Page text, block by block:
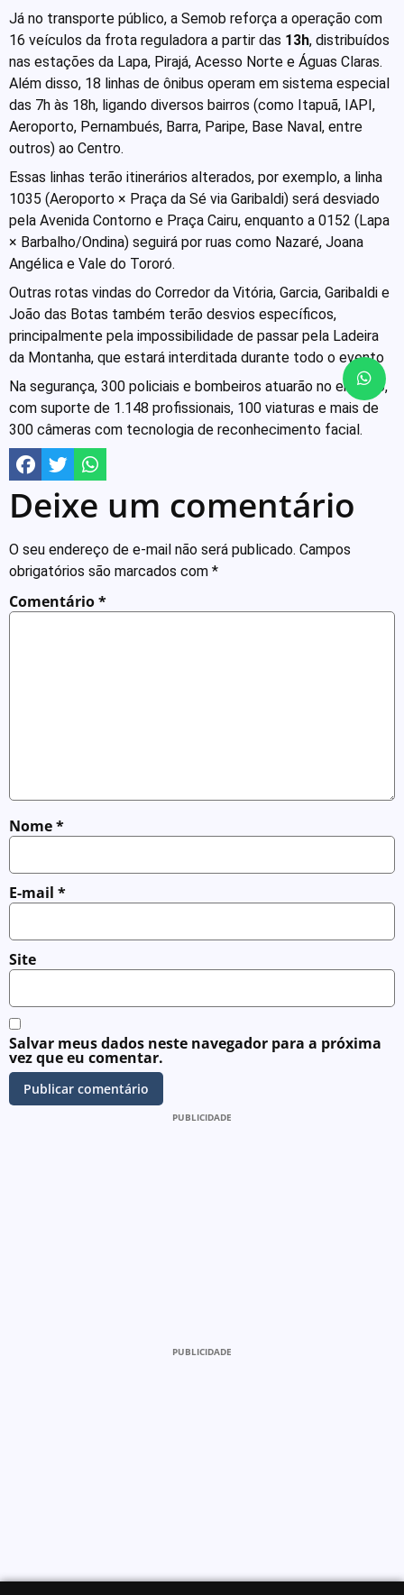
Já no transporte público, a Semob reforça a operação com
16 veículos da frota reguladora a partir das 13h, distribuídos
nas estações da Lapa, Pirajá, Acesso Norte e Águas Claras.
Além disso, 18 linhas de ônibus operam em sistema especial
das 7h às 18h, ligando diversos bairros (como Itapuã, IAPI,
Aeroporto, Pernambués, Barra, Paripe, Base Naval, entre
outros) ao Centro.
Essas linhas terão itinerários alterados, por exemplo, a linha
1035 (Aeroporto × Praça da Sé via Garibaldi) será desviado
pela Avenida Contorno e Praça Cairu, enquanto a 0152 (Lapa
× Barbalho/Ondina) seguirá por ruas como Nazaré, Joana
Angélica e Vale do Tororó.
Outras rotas vindas do Corredor da Vitória, Garcia, Garibaldi e
João das Botas também terão desvios específicos,
principalmente pela impossibilidade de passar pela Ladeira
da Montanha, que estará interditada durante todo o evento
Na segurança, 300 policiais e bombeiros atuarão no entorno,
com suporte de 1.148 profissionais, 100 viaturas e mais de
300 câmeras com tecnologia de reconhecimento facial.
Deixe um comentário
O seu endereço de e-mail não será publicado. Campos
obrigatórios são marcados com *
Comentário*
Nome*
E-mail *
Site
Salvar meus dados neste navegador para a próxima
vez que eu comentar.
PUBLICIDADE
PUBLICIDADE